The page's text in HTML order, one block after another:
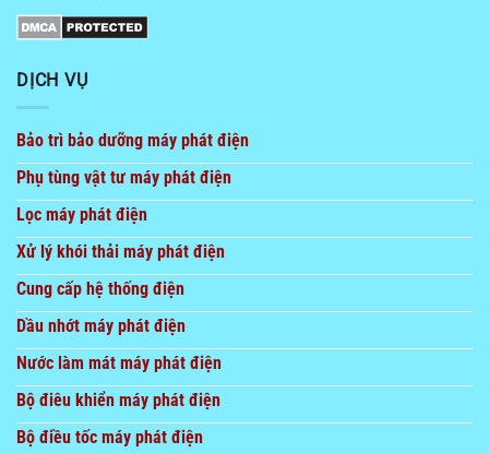
DỊCH VỤ
Bảo trì bảo dưỡng máy phát điện
Phụ tùng vật tư máy phát điện
Lọc máy phát điện
Xử lý khói thải máy phát điện
Cung cấp hệ thống điện
Dầu nhớt máy phát điện
Nước làm mát máy phát điện
Bộ điêu khiển máy phát điện
Bộ điều tốc máy phát điện